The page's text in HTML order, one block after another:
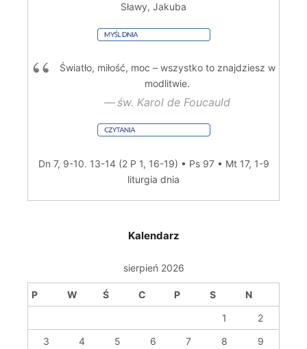
Sławy, Jakuba
Światło, miłość, moc – wszystko to znajdziesz w
modlitwie.
św. Karol de Foucauld
Dn 7, 9-10. 13-14 (2 P 1, 16-19) • Ps 97 • Mt 17, 1-9
liturgia dnia
Kalendarz
sierpień 2026
P W Ś C P S
N
1
2
3
4 5 6 7 8
9